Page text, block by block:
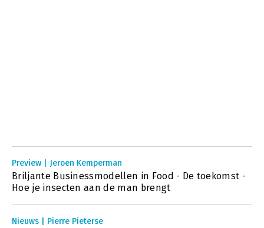
Preview | Jeroen Kemperman
Briljante Businessmodellen in Food - De toekomst -
Hoe je insecten aan de man brengt
Nieuws | Pierre Pieterse